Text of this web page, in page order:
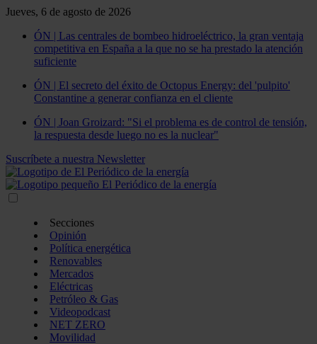
Jueves, 6 de agosto de 2026
ÓN | Las centrales de bombeo hidroeléctrico, la gran ventaja
competitiva en España a la que no se ha prestado la atención
suficiente
ÓN | El secreto del éxito de Octopus Energy: del 'pulpito'
Constantine a generar confianza en el cliente
ÓN | Joan Groizard: "Si el problema es de control de tensión,
la respuesta desde luego no es la nuclear"
Suscríbete a nuestra Newsletter
Secciones
Opinión
Política energética
Renovables
Mercados
Eléctricas
Petróleo & Gas
Videopodcast
NET ZERO
Movilidad